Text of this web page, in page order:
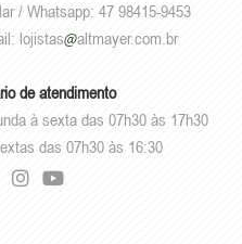
/ Whatsapp: 47 98415-9453
lojistas altmayer.com.br
de atendimento
à sexta das 07h30 às 17h30
das 07h30 às 16:30